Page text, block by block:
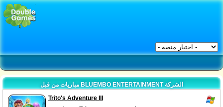
مباريات من قبل BLUEMBO ENTERTAINMENT الشركة
Trito's Adventure III